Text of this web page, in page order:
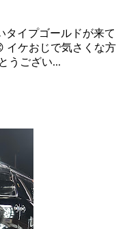
タイプゴールドが来て
イケおじで気さくな方
うござい...